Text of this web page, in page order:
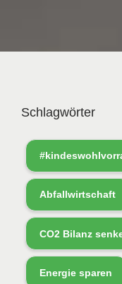
Schlagwörter
Abfallwirtschaft
CO2 Bilanz
Energie sparen